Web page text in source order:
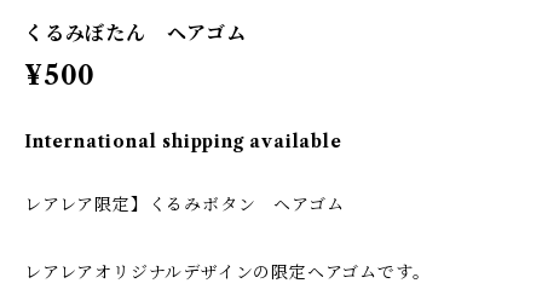
くるみぼたん ヘアゴム
¥500
International shipping available
レアレア限定】くるみボタン ヘアゴム
レアレアオリジナルデザインの限定ヘアゴムです。